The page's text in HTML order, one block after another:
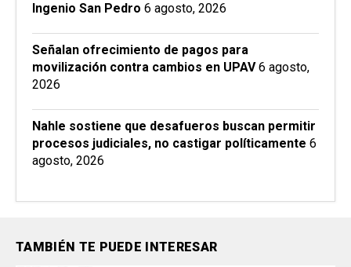
Ingenio San Pedro 6 agosto, 2026
Señalan ofrecimiento de pagos para
movilización contra cambios en UPAV 6 agosto,
2026
Nahle sostiene que desafueros buscan permitir
procesos judiciales, no castigar políticamente 6
agosto, 2026
TAMBIÉN TE PUEDE INTERESAR